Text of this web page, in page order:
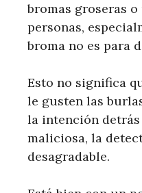
bromas groseras
personas,
broma no es para
Esto no significa
le gusten las
la intención detrás
maliciosa, la
desagradable.